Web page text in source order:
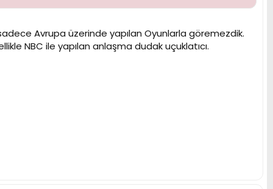
Avrupa üzerinde yapılan Oyunlarla göremezdik.
NBC ile yapılan anlaşma dudak uçuklatıcı.